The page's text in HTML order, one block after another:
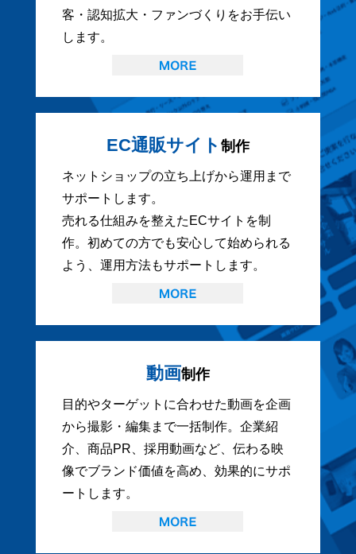
客・認知拡大・ファンづくりをお手伝い
します。
EC通販サイト 制作
ネットショップの立ち上げから運用まで
サポートします。
売れる仕組みを整えたECサイトを制
作。初めての方でも安心して始められる
よう、運用方法もサポートします。
動画制作
目的やターゲットに合わせた動画を企画
から撮影・編集まで一括制作。企業紹
介、商品PR、採用動画など、伝わる映
像でブランド価値を高め、効果的にサポ
ートします。